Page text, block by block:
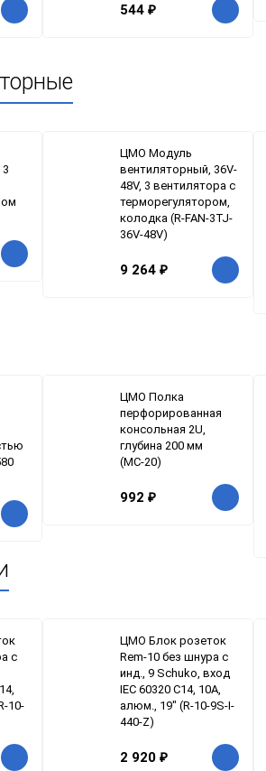
544 ₽
ЦМО Модуль
вентиляторный, 36V-
48V, 3 вентилятора с
терморегулятором,
колодка (R-FAN-3TJ-
36V-48V)
9 264 ₽
ЦМО Полка
перфорированная
консольная 2U,
глубина 200 мм
(МС-20)
992 ₽
с
10-
ЦМО Блок розеток
Rem-10 без шнура с
инд., 9 Schuko, вход
IEC 60320 C14, 10A,
алюм., 19" (R-10-9S-I-
440-Z)
2 920 ₽